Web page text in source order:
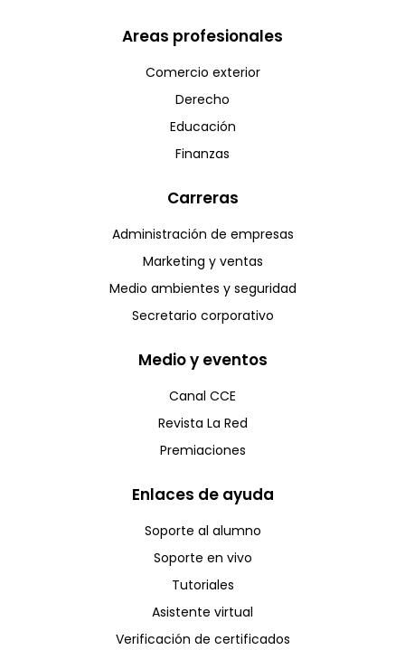
Areas profesionales
Comercio exterior
Derecho
Educación
Finanzas
Carreras
Administración de empresas
Marketing y ventas
Medio ambientes y seguridad
Secretario corporativo
Medio y eventos
Canal CCE
Revista La Red
Premiaciones
Enlaces de ayuda
Soporte al alumno
Soporte en vivo
Tutoriales
Asistente virtual
Verificación de certificados